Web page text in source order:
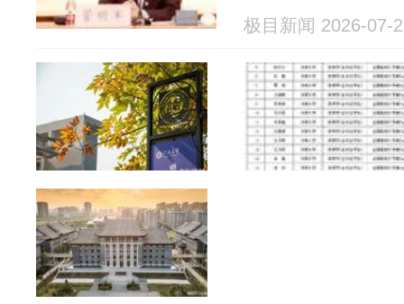
极目新闻 2026-07-